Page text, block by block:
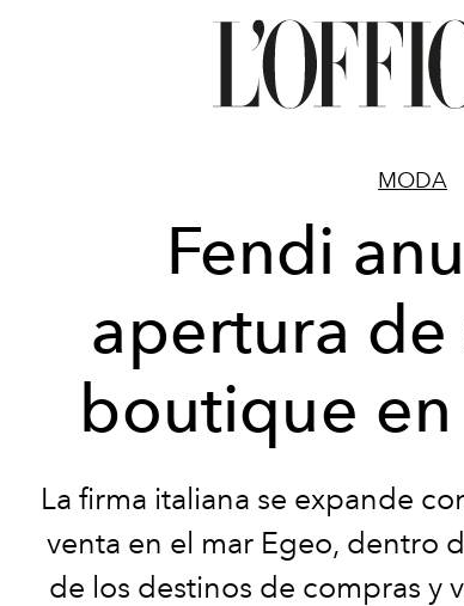
MODA
Fendi
apertura de
boutique
La firma italiana se expande
venta en el mar Egeo, dentro
de los destinos de compras y